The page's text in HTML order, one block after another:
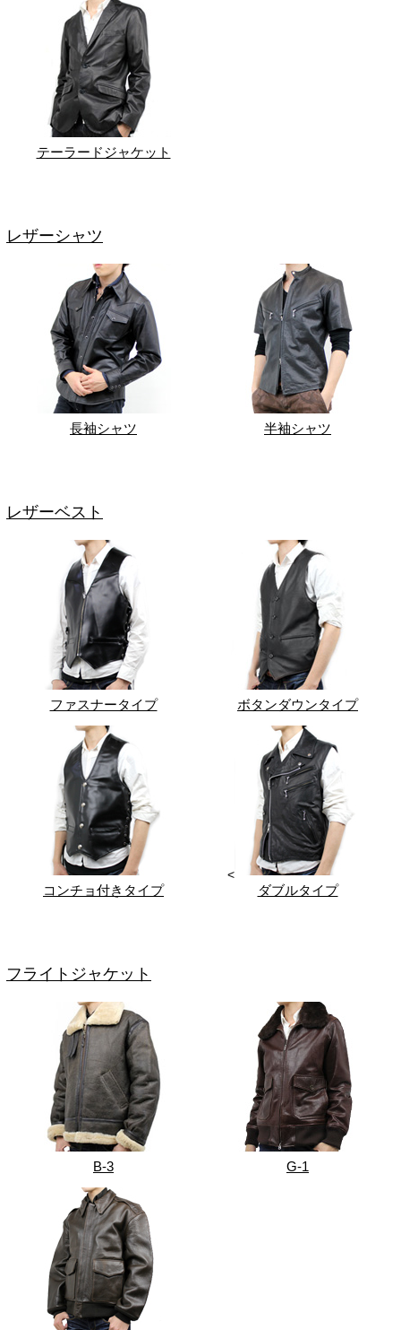
テーラードジャケット
レザーシャツ
長袖シャツ 半袖シャツ
レザーベスト
ファスナータイプ ボタンダウンタイプ
コンチョ付きタイプ
<
ダブルタイプ
フライトジャケット
B-3 G-1